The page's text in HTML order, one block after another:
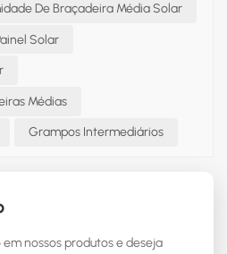
De Braçadeira Média Solar
Solar
Médias
Grampos Intermediários
nossos produtos e deseja